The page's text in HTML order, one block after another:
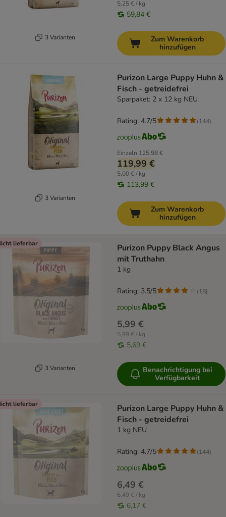
3 Varianten
5,25 € / kg
59,84 €
Zum Warenkorb
hinzufügen
3 Varianten
Purizon Large Puppy Huhn &
Fisch - getreidefrei
Sparpaket: 2 x 12 kg NEU
Einzeln 125,98 €
119,99 €
5,00 € / kg
113,99 €
Rating: 4.7/5 (144)
Zum Warenkorb
hinzufügen
lieferbar
3 Varianten
Purizon Puppy Black Angus
mit Truthahn
1 kg
5,99 €
5,99 € / kg
5,69 €
Rating: 3.5/5 (18)
Benachrichtigung bei
Verfügbarkeit
lieferbar
Purizon Large Puppy Huhn &
Fisch - getreidefrei
1 kg NEU
6,49 €
6,49 € / kg
6,17 €
Rating: 4.7/5 (144)